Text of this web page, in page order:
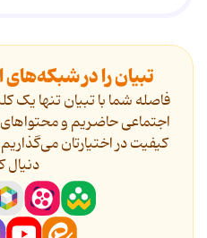
تبیان را در
فاصله شما با تبیان تنها
اجتماعی حاضریم و محتواهای
کیفیت در اختیارتان
دنیال